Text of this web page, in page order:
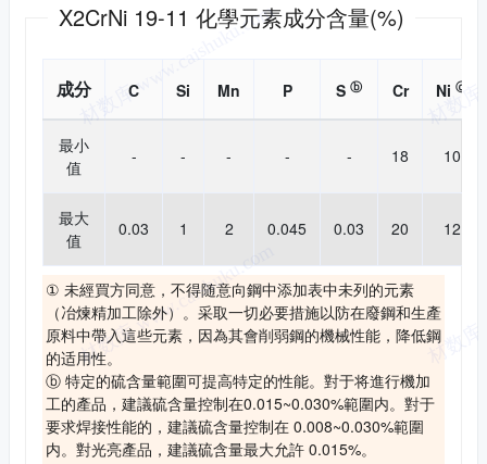
X2CrNi 19-11 化學元素成分含量(%)
成分 C Si Mn P S ⓑ Cr Ni ⓓ
最小
值
- - - - - 18 10
最大
值
0.03 1 2 0.045 0.03 20 12
① 未經買方同意，不得随意向鋼中添加表中未列的元素
（冶煉精加工除外）。采取一切必要措施以防在廢鋼和生產
原料中帶入這些元素，因為其會削弱鋼的機械性能，降低鋼
的适用性。
ⓑ 特定的硫含量範圍可提高特定的性能。對于将進行機加
工的產品，建議硫含量控制在0.015~0.030%範圍内。對于
要求焊接性能的，建議硫含量控制在 0.008~0.030%範圍
内。對光亮產品，建議硫含量最大允許 0.015%。